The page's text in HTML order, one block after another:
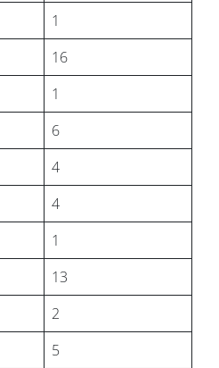
1
16
1
6
4
4
1
13
2
5